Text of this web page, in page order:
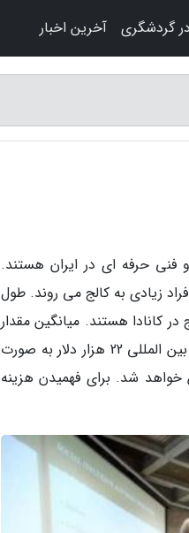
فنی حرفه ای در ایران هستند.
زیادی به کالج می روند. طول
کانادا هستند. میانگین مقدار
شهریه در کالج های کانادایی برای دانشجویان بومی 10 هزار دلار در سال و برای دانشجویان بین المللی 22 هزار دلار به صورت
خواهد شد. برای فهمیدن هزینه
گردشگری آخرین اخبار